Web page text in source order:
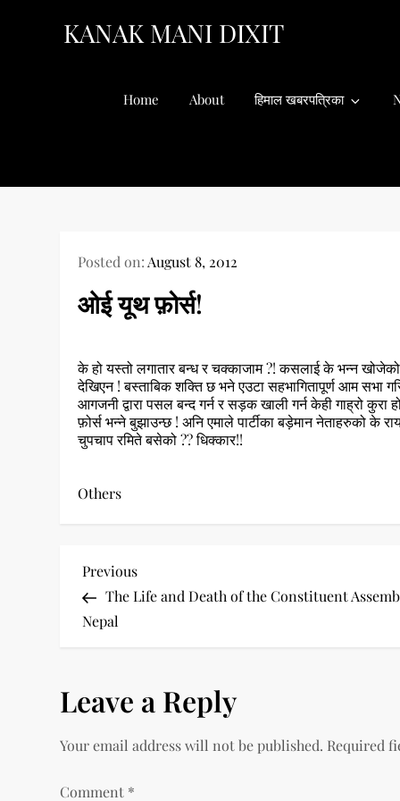
KANAK MANI DIXIT
Home About हिमाल खबरपत्रिका
Posted on: August 8, 2012
ओई यूथ फ़ोर्स!
के हो यस्तो लगातार बन्ध र चक्काजाम ?! कसलाई के भन्न खोजेको
देखिएन ! बस्ताबिक शक्ति छ भने एउटा सहभागितापूर्ण आम सभा
आगजनी द्वारा पसल बन्द गर्न र सड़क खाली गर्न केही गाह्रो
फ़ोर्स भन्ने बुझाउन्छ ! अनि एमाले पार्टीका बड़ेमान नेताहरुको
चुपचाप रमिते बसेको ?? धिक्कार!!
Others
P
o
t
n
Previous
Post
Previous
The Life and Death of the Constituent
Nepal
Leave a Reply
Your email address will not be published. Required
Comment *